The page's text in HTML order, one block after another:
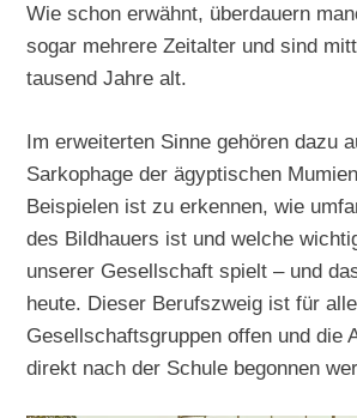
Wie schon erwähnt, überdauern
sogar mehrere Zeitalter und sind
tausend Jahre alt.
Im erweiterten Sinne gehören dazu
Sarkophage der ägyptischen
Beispielen ist zu erkennen, wie
des Bildhauers ist und welche
unserer Gesellschaft spielt – und
heute. Dieser Berufszweig ist für alle
Gesellschaftsgruppen offen und die
direkt nach der Schule begonnen